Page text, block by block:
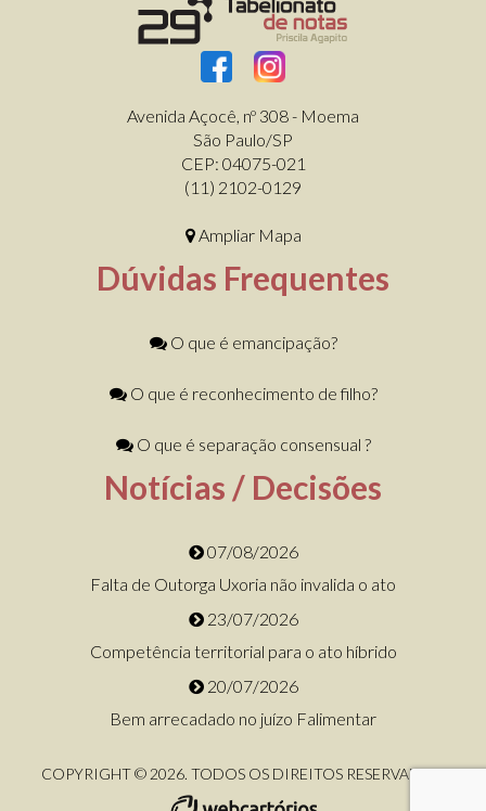
Avenida Açocê, nº 308 - Moema
São Paulo/SP
CEP: 04075-021
(11) 2102-0129
Ampliar Mapa
Dúvidas Frequentes
O que é emancipação?
O que é reconhecimento de filho?
O que é separação consensual ?
Notícias / Decisões
07/08/2026
Falta de Outorga Uxoria não invalida o ato
23/07/2026
Competência territorial para o ato híbrido
20/07/2026
Bem arrecadado no juízo Falimentar
COPYRIGHT © 2026. TODOS OS DIREITOS RESERVADOS.